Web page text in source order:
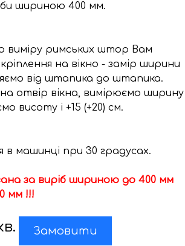
шириною 400 мм.
виміру римських штор Вам
на вікно - замір ширини
від штапика до штапика.
отвір вікна, вимірюємо ширину
висоту і +15 (+20) см.
машинці при 30 градусах.
за виріб шириною до 400 мм
мм !!!
Замовити